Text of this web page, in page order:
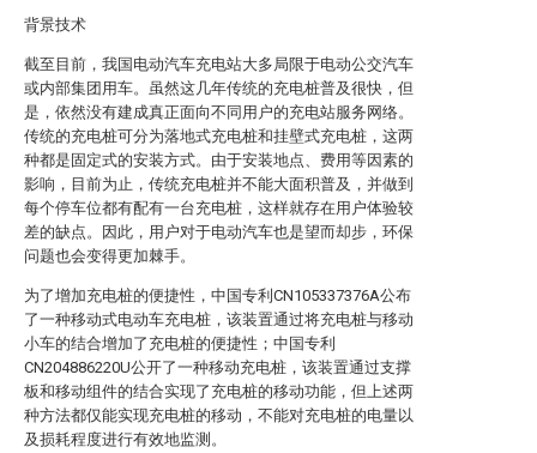
背景技术
截至目前，我国电动汽车充电站大多局限于电动公交汽车
或内部集团用车。虽然这几年传统的充电桩普及很快，但
是，依然没有建成真正面向不同用户的充电站服务网络。
传统的充电桩可分为落地式充电桩和挂壁式充电桩，这两
种都是固定式的安装方式。由于安装地点、费用等因素的
影响，目前为止，传统充电桩并不能大面积普及，并做到
每个停车位都有配有一台充电桩，这样就存在用户体验较
差的缺点。因此，用户对于电动汽车也是望而却步，环保
问题也会变得更加棘手。
为了增加充电桩的便捷性，中国专利CN105337376A公布
了一种移动式电动车充电桩，该装置通过将充电桩与移动
小车的结合增加了充电桩的便捷性；中国专利
CN204886220U公开了一种移动充电桩，该装置通过支撑
板和移动组件的结合实现了充电桩的移动功能，但上述两
种方法都仅能实现充电桩的移动，不能对充电桩的电量以
及损耗程度进行有效地监测。